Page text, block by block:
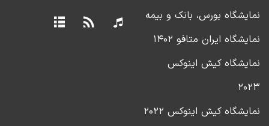
نمایشگاه بورس، بانک و بیمه
نمایشگاه ایران متافو ۱۴۰۲
نمایشگاه کیش اینوکس
۲۰۲۳
نمایشگاه کیش اینوکس ۲۰۲۲